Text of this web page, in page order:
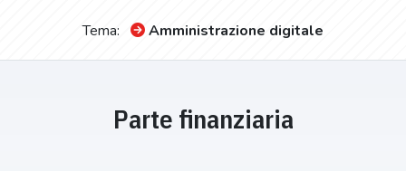
Tema: Amministrazione digitale
Parte finanziaria